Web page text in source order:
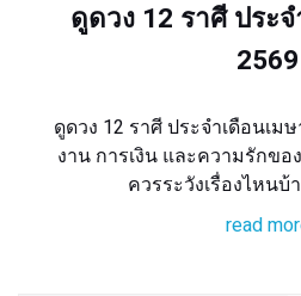
ดูดวง 12 ราศี ประ
2569
ดูดวง 12 ราศี ประจำเดือนเม
งาน การเงิน และความรักข
ควรระวังเรื่องไหนบ้
read